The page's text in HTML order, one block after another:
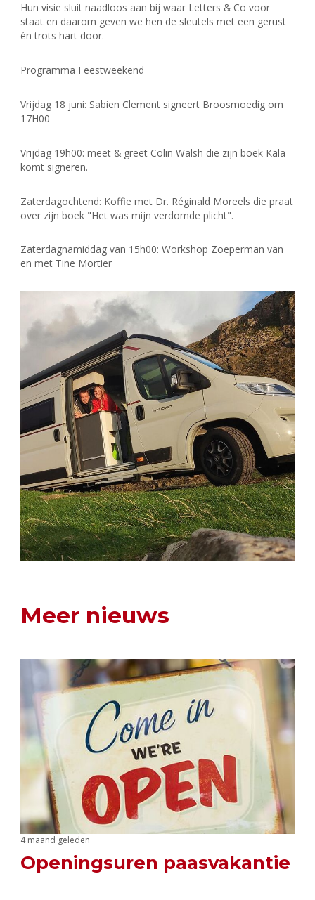
Hun visie sluit naadloos aan bij waar Letters & Co voor
staat en daarom geven we hen de sleutels met een gerust
én trots hart door.
Programma Feestweekend
Vrijdag 18 juni: Sabien Clement signeert Broosmoedig om
17H00
Vrijdag 19h00: meet & greet Colin Walsh die zijn boek Kala
komt signeren.
Zaterdagochtend: Koffie met Dr. Réginald Moreels die praat
over zijn boek "Het was mijn verdomde plicht".
Zaterdagnamiddag van 15h00: Workshop Zoeperman van
en met Tine Mortier
Meer nieuws
4 maand geleden
Openingsuren paasvakantie